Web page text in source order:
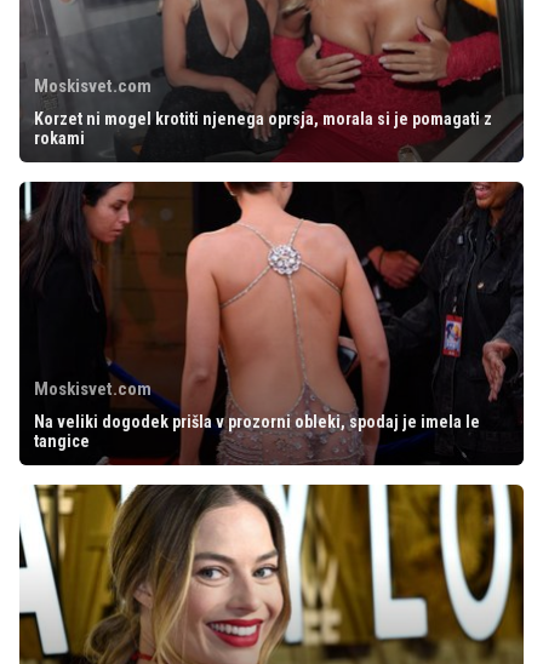
Moskisvet.com
Korzet ni mogel krotiti njenega oprsja, morala si je pomagati z
rokami
Moskisvet.com
Na veliki dogodek prišla v prozorni obleki, spodaj je imela le
tangice